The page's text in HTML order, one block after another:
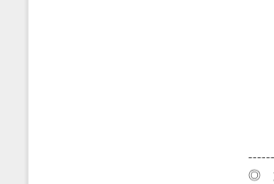
○
６
◎